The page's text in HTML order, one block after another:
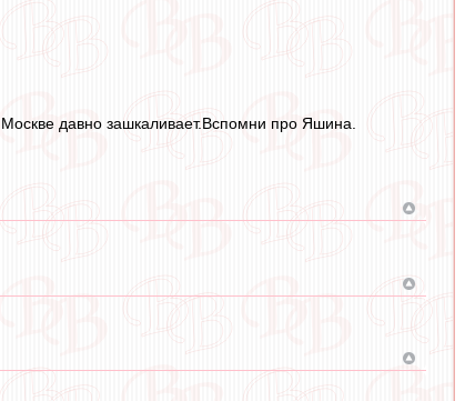
давно зашкаливает.Вспомни про Яшина.